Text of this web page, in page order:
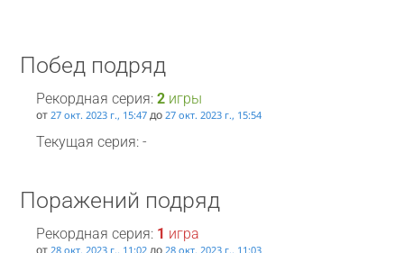
Побед подряд
Рекордная серия: 2игры
от 27 окт. 2023 г., 15:47до 27 окт. 2023 г., 15:54
Текущая серия: -
Поражений подряд
Рекордная серия: 1 игра
от 28 окт. 2023 г., 11:02до 28 окт. 2023 г., 11:03